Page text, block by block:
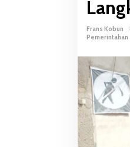
Frans Kobun
Pemerintahan